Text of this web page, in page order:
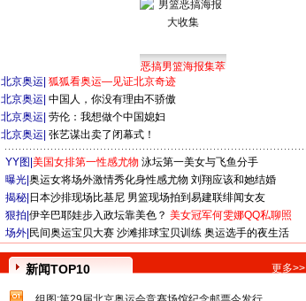
恶搞男篮海报集萃
北京奥运 狐狐看奥运—见证北京奇迹
北京奥运 中国人，你没有理由不骄傲
北京奥运 劳伦：我想做个中国媳妇
北京奥运 张艺谋出卖了闭幕式！
YY图| 美国女排第一性感尤物 泳坛第一美女与飞鱼分手
曝光| 奥运女将场外激情秀化身性感尤物 刘翔应该和她结婚
揭秘| 日本沙排现场比基尼 男篮现场拍到易建联绯闻女友
狠拍| 伊辛巴耶娃步入政坛靠美色？ 美女冠军何雯娜QQ私聊照
场外| 民间奥运宝贝大赛 沙滩排球宝贝训练 奥运选手的夜生活
新闻TOP10 更多>>